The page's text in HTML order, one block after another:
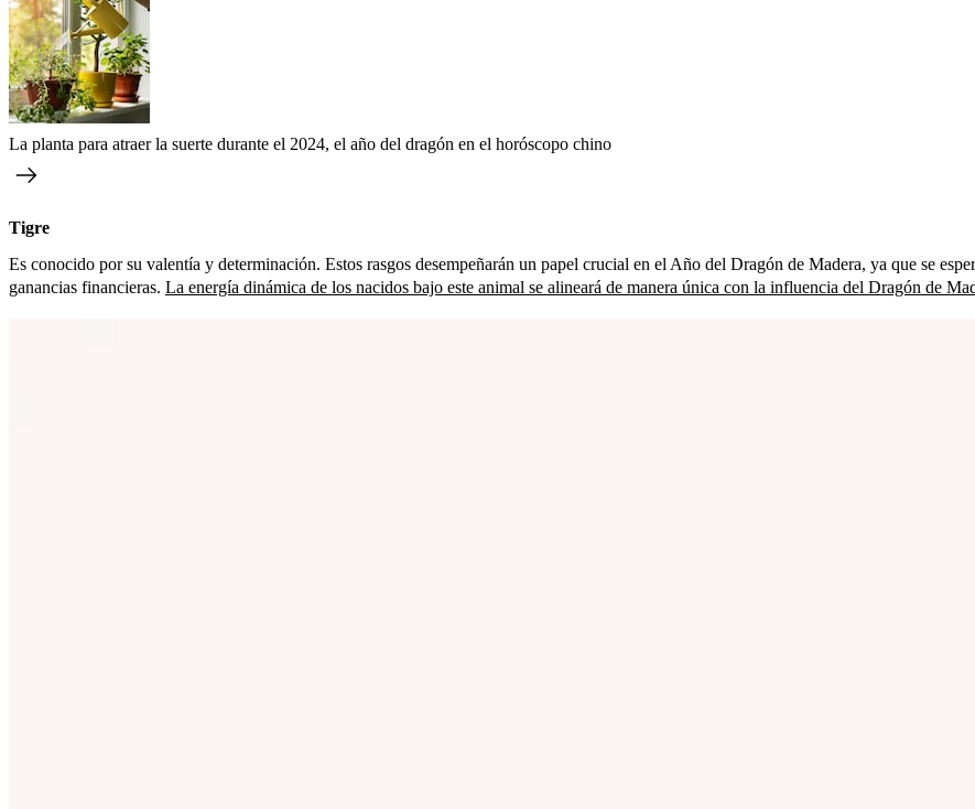
La planta para atraer la suerte durante el 2024, el año del dragón en el horóscopo chino
Tigre
Es conocido por su valentía y determinación. Estos rasgos desempeñarán un papel crucial en el Año del Dragón de Madera, ya que se
ganancias financieras. La energía dinámica de los nacidos bajo este animal se alineará de manera única con la influencia del Dragón de